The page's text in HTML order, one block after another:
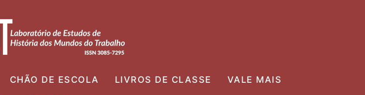
CHÃO DE ESCOLA LIVROS DE CLASSE VALE MAIS